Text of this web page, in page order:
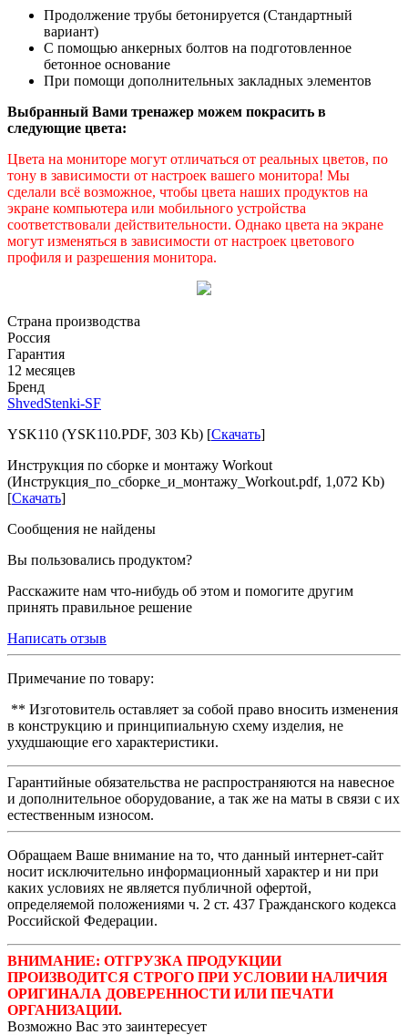
Продолжение трубы бетонируется (Стандартный
вариант)
С помощью анкерных болтов на подготовленное
бетонное основание
При помощи дополнительных закладных элементов
Выбранный Вами тренажер можем покрасить в
следующие цвета:
Цвета на мониторе могут отличаться от реальных цветов, по
тону в зависимости от настроек вашего монитора! Мы
сделали всё возможное, чтобы цвета наших продуктов на
экране компьютера или мобильного устройства
соответствовали действительности. Однако цвета на экране
могут изменяться в зависимости от настроек цветового
профиля и разрешения монитора.
Страна производства
Россия
Гарантия
12 месяцев
Бренд
ShvedStenki-SF
YSK110 (YSK110.PDF, 303 Kb) [Скачать]
Инструкция по сборке и монтажу Workout
(Инструкция_по_сборке_и_монтажу_Workout.pdf, 1,072 Kb)
[Скачать]
Сообщения не найдены
Вы пользовались продуктом?
Расскажите нам что-нибудь об этом и помогите другим
принять правильное решение
Написать отзыв
Примечание по товару:
** Изготовитель оставляет за собой право вносить изменения
в конструкцию и принципиальную схему изделия, не
ухудшающие его характеристики.
Гарантийные обязательства не распространяются на навесное
и дополнительное оборудование, а так же на маты в связи с их
естественным износом.
Обращаем Ваше внимание на то, что данный интернет-сайт
носит исключительно информационный характер и ни при
каких условиях не является публичной офертой,
определяемой положениями ч. 2 ст. 437 Гражданского кодекса
Российской Федерации.
ВНИМАНИЕ: ОТГРУЗКА ПРОДУКЦИИ
ПРОИЗВОДИТСЯ СТРОГО ПРИ УСЛОВИИ НАЛИЧИЯ
ОРИГИНАЛА ДОВЕРЕННОСТИ ИЛИ ПЕЧАТИ
ОРГАНИЗАЦИИ.
Возможно Вас это заинтересует